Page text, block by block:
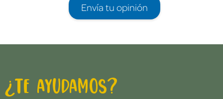
Envía tu opinión
¿Te ayudamos?